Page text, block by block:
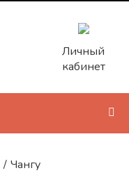
Личный
кабинет
/ Чангу